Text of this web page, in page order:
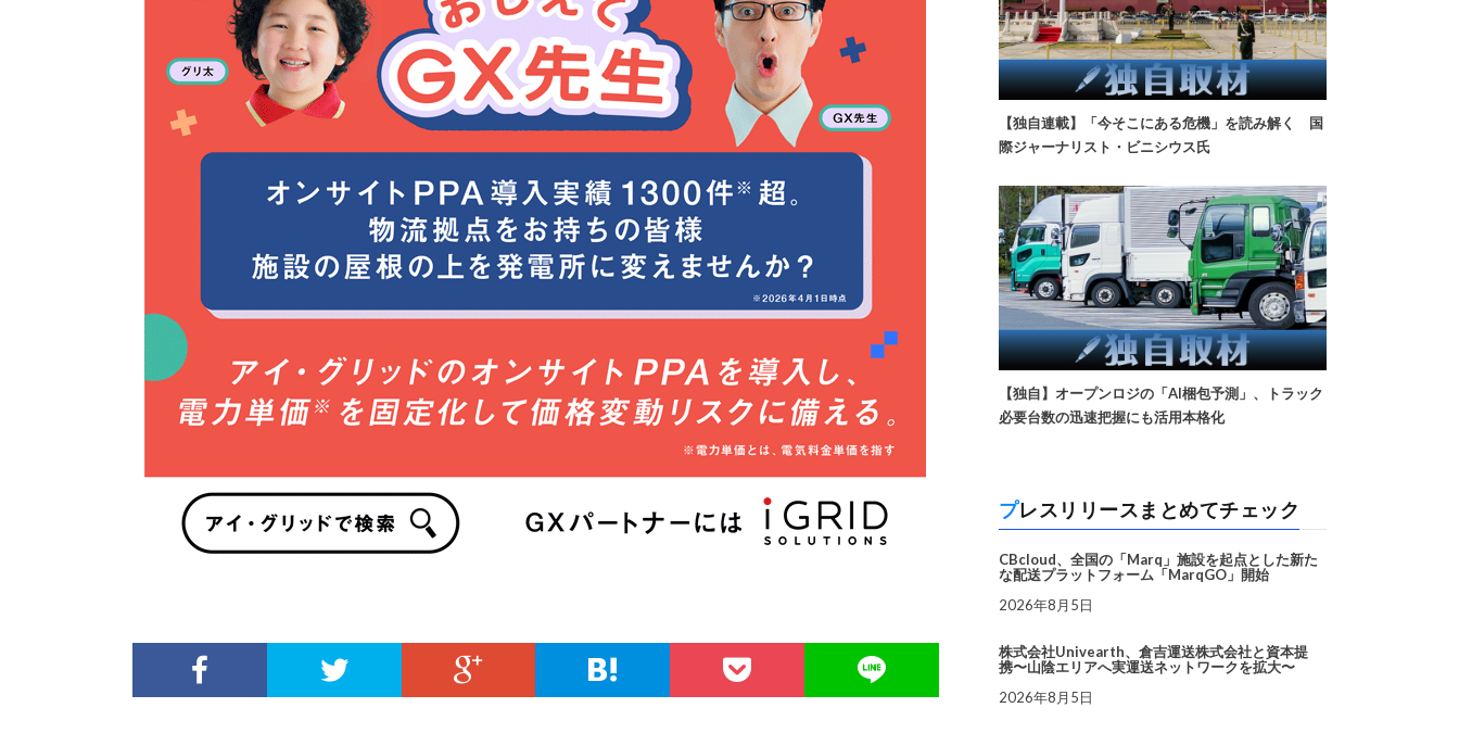
【独自連載】「今そこにある危機」を読み解く 国
際ジャーナリスト・ビニシウス氏
【独自】オープンロジの「AI梱包予測」、トラック
必要台数の迅速把握にも活用本格化
プレスリリースまとめてチェック
CBcloud、全国の「Marq」施設を起点とした新た
な配送プラットフォーム「MarqGO」開始
2026年8月5日
株式会社Univearth、倉吉運送株式会社と資本提
携〜山陰エリアへ実運送ネットワークを拡大〜
2026年8月5日